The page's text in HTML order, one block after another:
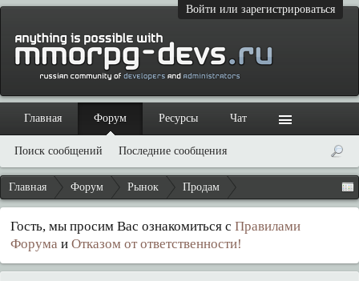
Войти или зарегистрироваться
Главная Форум Рынок Продам
Гость, мы просим Вас ознакомиться с Правилами
Форума и Отказом от ответственности!
Главная Форум
Поиск сообщений Последние сообщения
Ресурсы Чат